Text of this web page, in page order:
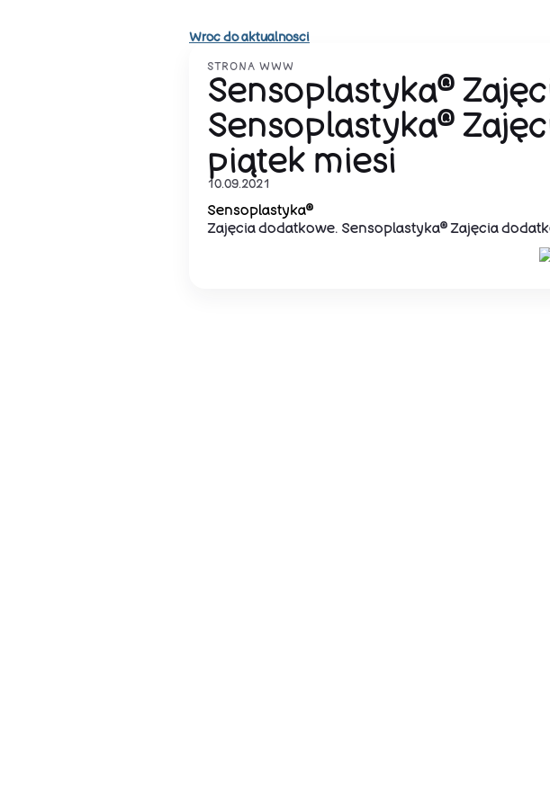
Wroc do aktualnosci
STRONA WWW
Sensoplastyka®
Sensoplastyka®
piątek miesi
10.09.2021
Sensoplastyka®
Zajęcia dodatkowe. Sensoplastyka® Zajęcia